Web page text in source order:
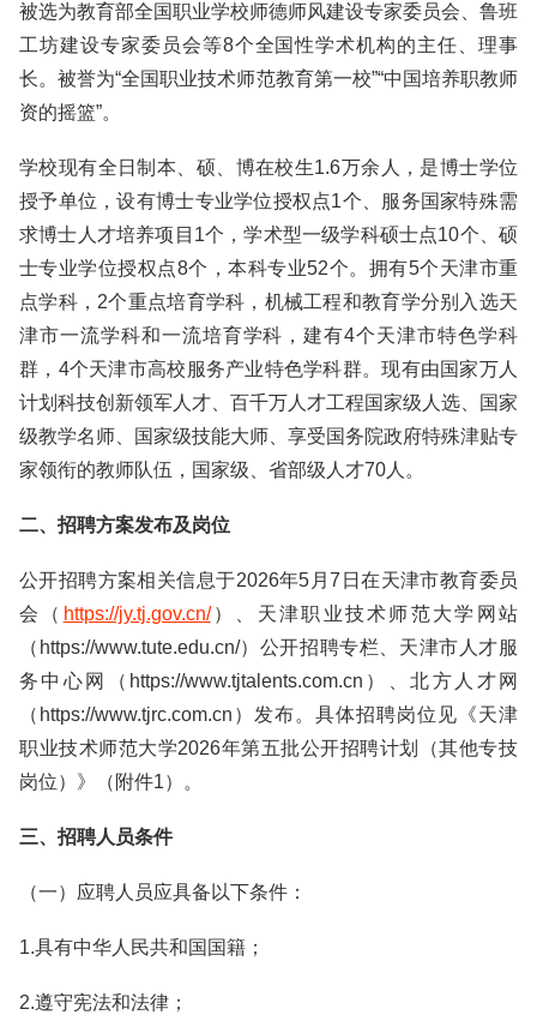
被选为教育部全国职业学校师德师风建设专家委员会、鲁班
工坊建设专家委员会等8个全国性学术机构的主任、理事
长。被誉为“全国职业技术师范教育第一校”“中国培养职教师
资的摇篮”。
学校现有全日制本、硕、博在校生1.6万余人，是博士学位
授予单位，设有博士专业学位授权点1个、服务国家特殊需
求博士人才培养项目1个，学术型一级学科硕士点10个、硕
士专业学位授权点8个，本科专业52个。拥有5个天津市重
点学科，2个重点培育学科，机械工程和教育学分别入选天
津市一流学科和一流培育学科，建有4个天津市特色学科
群，4个天津市高校服务产业特色学科群。现有由国家万人
计划科技创新领军人才、百千万人才工程国家级人选、国家
级教学名师、国家级技能大师、享受国务院政府特殊津贴专
家领衔的教师队伍，国家级、省部级人才70人。
二、招聘方案发布及岗位
公开招聘方案相关信息于2026年5月7日在天津市教育委员
会（ https://jy.tj.gov.cn/）、天津职业技术师范大学网站
（https://www.tute.edu.cn/）公开招聘专栏、天津市人才服
务中心网（https://www.tjtalents.com.cn）、北方人才网
（https://www.tjrc.com.cn）发布。具体招聘岗位见《天津
职业技术师范大学2026年第五批公开招聘计划（其他专技
岗位）》（附件1）。
三、招聘人员条件
（一）应聘人员应具备以下条件：
1.具有中华人民共和国国籍；
2.遵守宪法和法律；